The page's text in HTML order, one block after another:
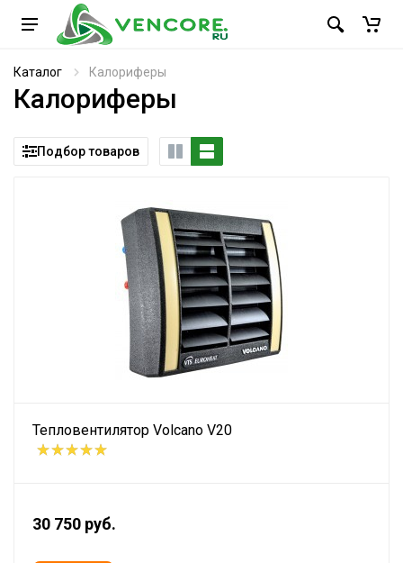
Каталог Калориферы
Калориферы
Подбор товаров
Тепловентилятор Volcano V20
30 750 руб.